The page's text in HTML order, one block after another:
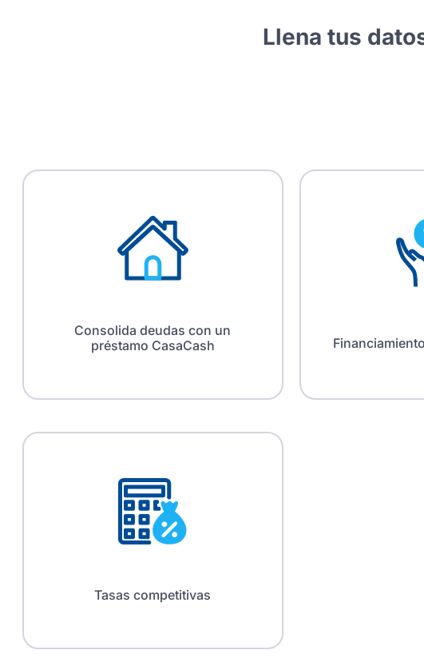
Llena tus
Consolida deudas con un
préstamo CasaCash
Tasas competitivas